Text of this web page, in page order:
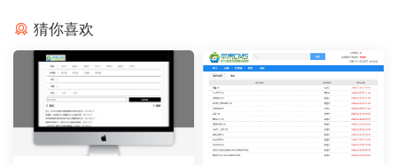
猜你喜欢